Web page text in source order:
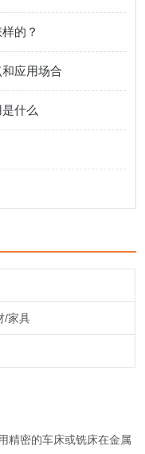
的？
应用场合
什么
/家具
精密的车床或铣床在金属